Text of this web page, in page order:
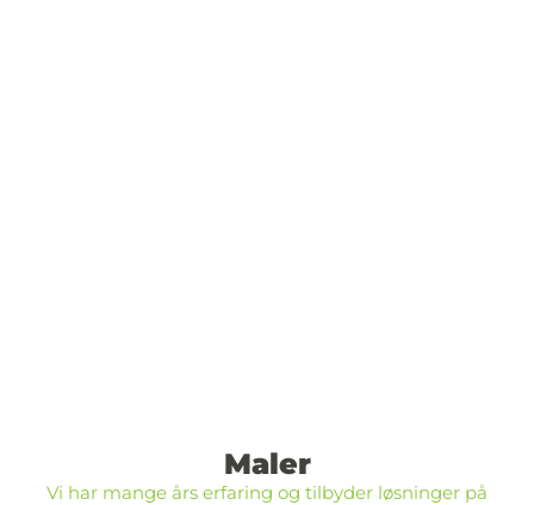
Maler
Vi har mange års erfaring og tilbyder løsninger på